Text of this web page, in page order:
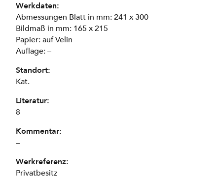
Werkdaten:
Abmessungen Blatt in mm: 241 x 300
Bildmaß in mm: 165 x 215
Papier: auf Velin
Auflage: –
Standort:
Kat.
Literatur:
8
Kommentar:
–
Werkreferenz:
Privatbesitz